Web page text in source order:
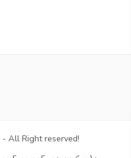
- All Right reserved!